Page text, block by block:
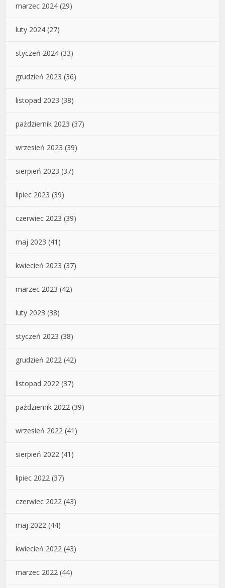
marzec 2024 (29)
luty 2024 (27)
styczeń 2024 (33)
grudzień 2023 (36)
listopad 2023 (38)
październik 2023 (37)
wrzesień 2023 (39)
sierpień 2023 (37)
lipiec 2023 (39)
czerwiec 2023 (39)
maj 2023 (41)
kwiecień 2023 (37)
marzec 2023 (42)
luty 2023 (38)
styczeń 2023 (38)
grudzień 2022 (42)
listopad 2022 (37)
październik 2022 (39)
wrzesień 2022 (41)
sierpień 2022 (41)
lipiec 2022 (37)
czerwiec 2022 (43)
maj 2022 (44)
kwiecień 2022 (43)
marzec 2022 (44)